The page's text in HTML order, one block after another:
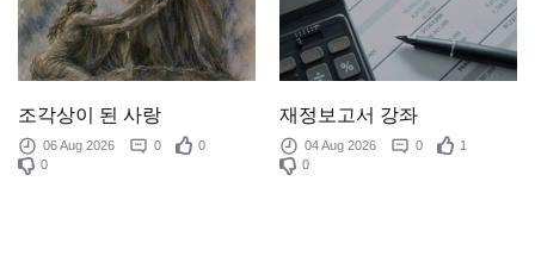
조각상이 된 사랑
06 Aug 2026 0
0
0
재정보고서 강좌
04 Aug 2026 0
1
0